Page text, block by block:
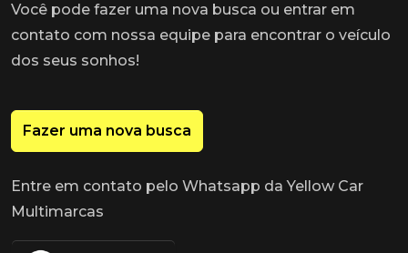
Você pode fazer uma nova busca ou entrar em
contato com nossa equipe para encontrar o veículo
dos seus sonhos!
Fazer uma nova busca
Entre em contato pelo Whatsapp da Yellow Car
Multimarcas